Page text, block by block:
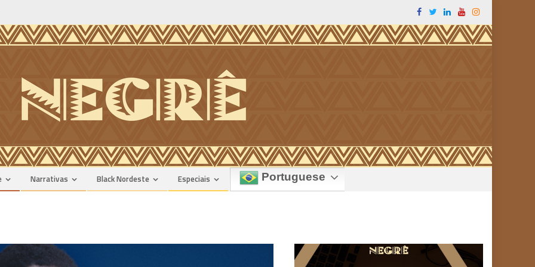
Narrativas Black Nordeste Especiais Portuguese